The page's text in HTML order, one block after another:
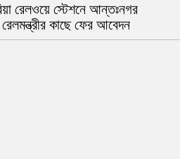
রেলওয়ে স্টেশনে আন্তঃনগর
রেলমন্ত্রীর কাছে ফের আবেদন